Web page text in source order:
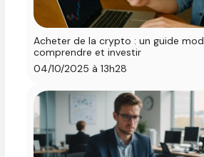
Acheter de la crypto : un guide
comprendre et investir
04/10/2025 à 13h28